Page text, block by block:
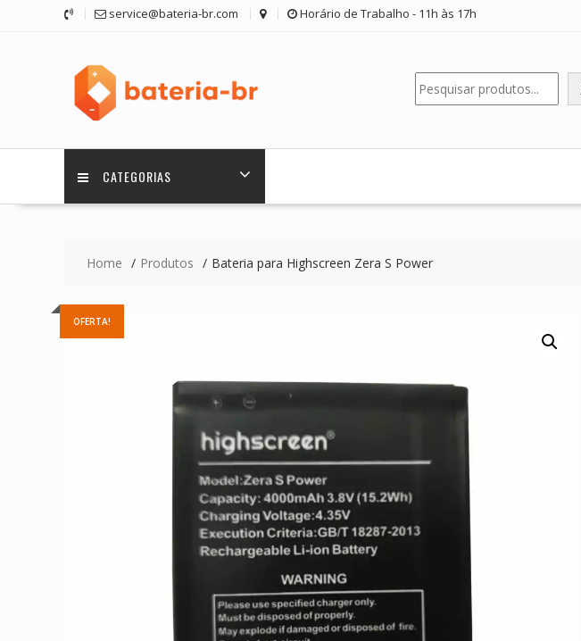
service@bateria-br.com Horário de Trabalho - 11h às 17h
Pesquisar
CATEGORIAS
Home Produtos Bateria para Highscreen Zera S Power
OFERTA!